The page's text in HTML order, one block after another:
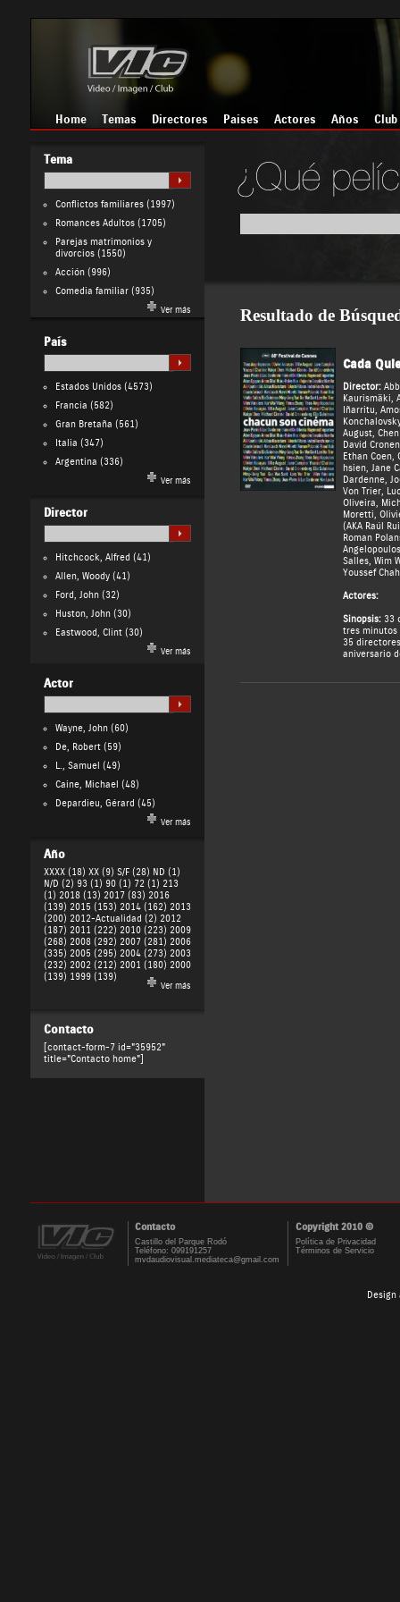
Home Temas Directores Países Actores Años Club
Tema
Conflictos familiares(1997)
Romances Adultos(1705)
Parejas matrimonios y
divorcios(1550)
Acción(996)
Comedia familiar(935)
Ver más
País
Estados Unidos(4573)
Francia (582)
Gran Bretaña (561)
Italia (347)
Argentina (336)
Ver más
Director
Hitchcock, Alfred (41)
Allen, Woody(41)
Ford, John(32)
Huston, John(30)
Eastwood, Clint(30)
Ver más
Actor
Wayne, John(60)
De, Robert(59)
L., Samuel (49)
Caine, Michael (48)
Depardieu, Gérard (45)
Ver más
Año
XXXX (18) XX (9) S/F (28) ND (1)
N/D (2) 93 (1) 90 (1) 72 (1) 213
(1) 2018 (13) 2017 (83) 2016
(139) 2015 (153) 2014 (162) 2013
(200) 2012-Actualidad (2) 2012
(187) 2011 (222) 2010 (223) 2009
(268) 2008 (292) 2007 (281) 2006
(335) 2005 (295) 2004 (273) 2003
(232) 2002 (212) 2001 (180) 2000
(139) 1999 (139)
Ver más
Contacto
[contact-form-7 id="35952"
title="Contacto home"]
Resultado de
Cada
Director:
Kaurismäki,
Iñarritu,
August,
David
Ethan Coen,
hsien, Jane
Dardenne,
Von Trier,
Oliveira,
Moretti,
(AKA Raúl
Roman
Angelopoulos
Salles, Wim
Youssef
Actores:
Sinopsis:33
tres minutos
35
aniversario
Contacto Copyright 2010 ©
Castillo del Parque Rodó
Teléfono: 099191257
mvdaudiovisual.mediateca@gmail.com
Política de Privacidad
Términos de Servicio